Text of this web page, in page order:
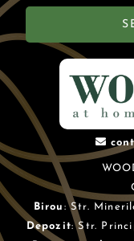
Birou : Str.
Depozit: Str.